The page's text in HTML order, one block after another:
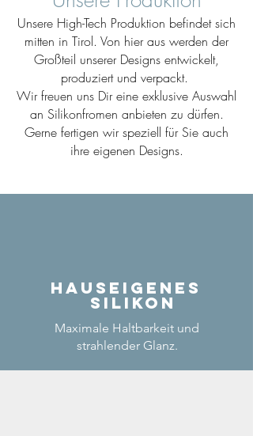
Unsere High-Tech Produktion befindet sich
mitten in Tirol. Von hier aus werden der
Großteil unserer Designs entwickelt,
produziert und verpackt.
Wir freuen uns Dir eine exklusive Auswahl
an Silikonfromen anbieten zu dürfen.
Gerne fertigen wir speziell für Sie auch
ihre eigenen Designs.
Hauseigenes
Silikon
Maximale Haltbarkeit und
strahlender Glanz.